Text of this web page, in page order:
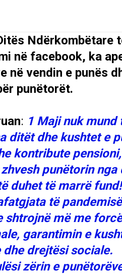
Ndërkombëtare
në facebook, ka
në vendin e punës
punëtorët.
: 1 Maji nuk
ditët dhe kushtet e
kontribute
punëtorin
duhet të marrë fund!
të
shtrojnë më me
garantimin e
drejtësi sociale.
zërin e